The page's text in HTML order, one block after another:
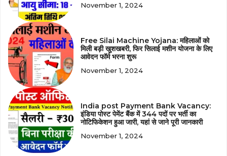
November 1, 2024
Free Silai Machine Yojana: महिलाओं को
मिली बड़ी खुशखबरी, फिर सिलाई मशीन योजना के लिए
आवेदन फॉर्म भरना शुरू
November 1, 2024
India post Payment Bank Vacancy:
इंडिया पोस्ट पेमेंट बैंक में 344 पदों पर भर्ती का
नोटिफिकेशन हुआ जारी, यहां से जाने पूरी जानकारी
November 1, 2024